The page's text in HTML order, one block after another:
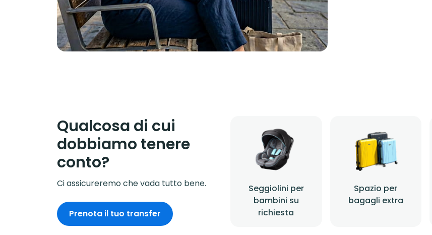
Qualcosa di cui
dobbiamo tenere
conto?
Ci assicureremo che vada tutto bene.
Seggiolini per
bambini su
richiesta
Spazio per
bagagli extra
Prenota il tuo transfer